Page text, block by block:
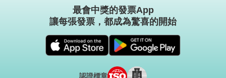
最會中獎的發票App
讓每張發票，都成為驚喜的開始
認證標章